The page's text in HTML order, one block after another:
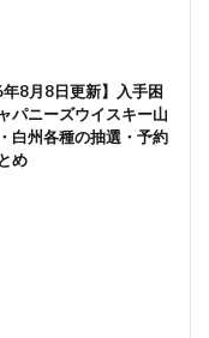
年8月8日更新】入手困
パニーズウイスキー山
白州各種の抽選・予約
め